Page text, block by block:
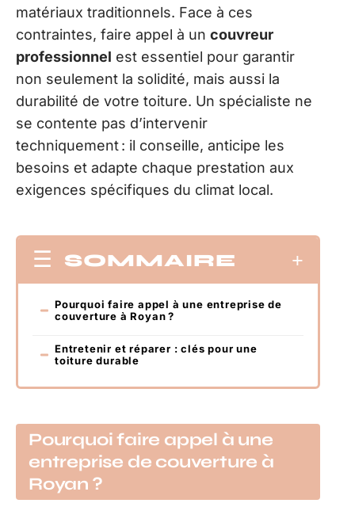
matériaux traditionnels. Face à ces
contraintes, faire appel à un couvreur
professionnel est essentiel pour garantir
non seulement la solidité, mais aussi la
durabilité de votre toiture. Un spécialiste ne
se contente pas d’intervenir
techniquement : il conseille, anticipe les
besoins et adapte chaque prestation aux
exigences spécifiques du climat local.
SOMMAIRE
Pourquoi faire appel à une entreprise de
couverture à Royan ?
Entretenir et réparer : clés pour une
toiture durable
Pourquoi faire appel à une
entreprise de couverture à
Royan ?